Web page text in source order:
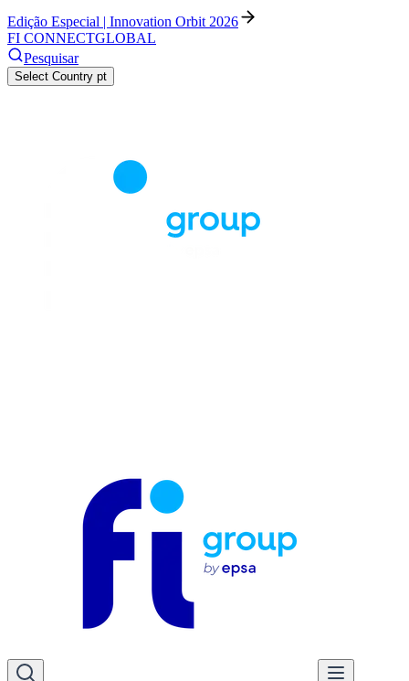
Edição Especial | Innovation Orbit 2026
FI CONNECTGLOBAL
Pesquisar
Select Country pt